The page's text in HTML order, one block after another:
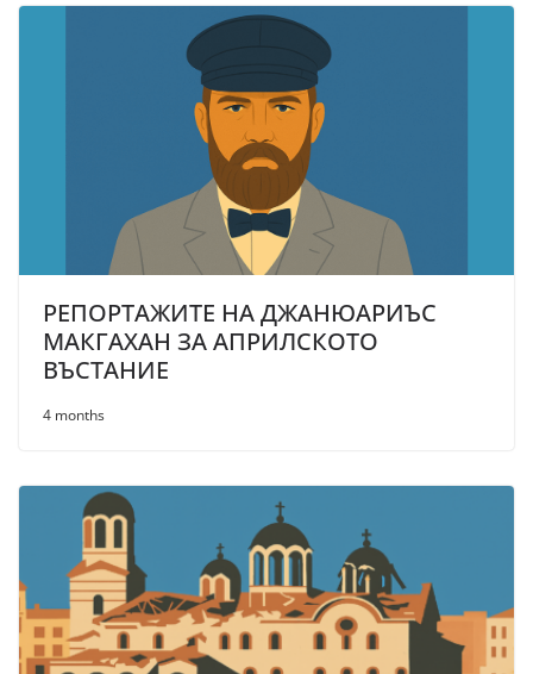
РЕПОРТАЖИТЕ НА ДЖАНЮАРИЪС
МАКГАХАН ЗА АПРИЛСКОТО
ВЪСТАНИЕ
4 months